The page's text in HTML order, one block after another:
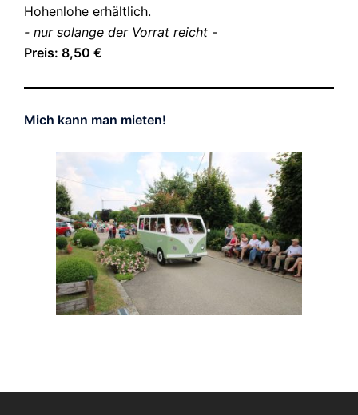
Hohenlohe erhältlich.
- nur solange der Vorrat reicht -
Preis: 8,50 €
Mich kann man mieten!